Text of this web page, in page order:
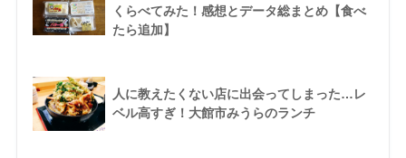
くらべてみた！感想とデータ総まとめ【食べ
たら追加】
人に教えたくない店に出会ってしまった…レ
ベル高すぎ！大館市みうらのランチ